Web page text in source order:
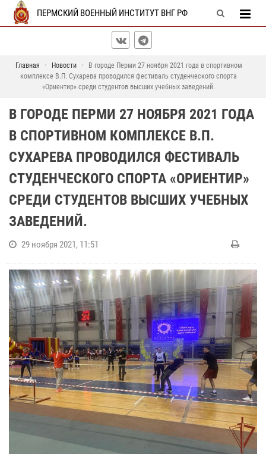
ПЕРМСКИЙ ВОЕННЫЙ ИНСТИТУТ ВНГ РФ
Главная Новости
В городе Перми 27 ноября 2021 года в спортивном
комплексе В.П. Сухарева проводился фестиваль студенческого спорта
«Ориентир» среди студентов высших учебных заведений.
В ГОРОДЕ ПЕРМИ 27 НОЯБРЯ 2021 ГОДА
В СПОРТИВНОМ КОМПЛЕКСЕ В.П.
СУХАРЕВА ПРОВОДИЛСЯ ФЕСТИВАЛЬ
СТУДЕНЧЕСКОГО СПОРТА «ОРИЕНТИР»
СРЕДИ СТУДЕНТОВ ВЫСШИХ УЧЕБНЫХ
ЗАВЕДЕНИЙ.
29 ноября 2021, 11:51